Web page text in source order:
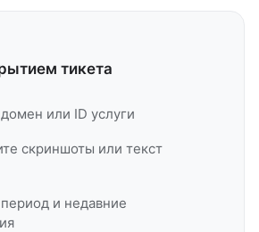
тикета
или ID услуги
скриншоты или текст
и недавние